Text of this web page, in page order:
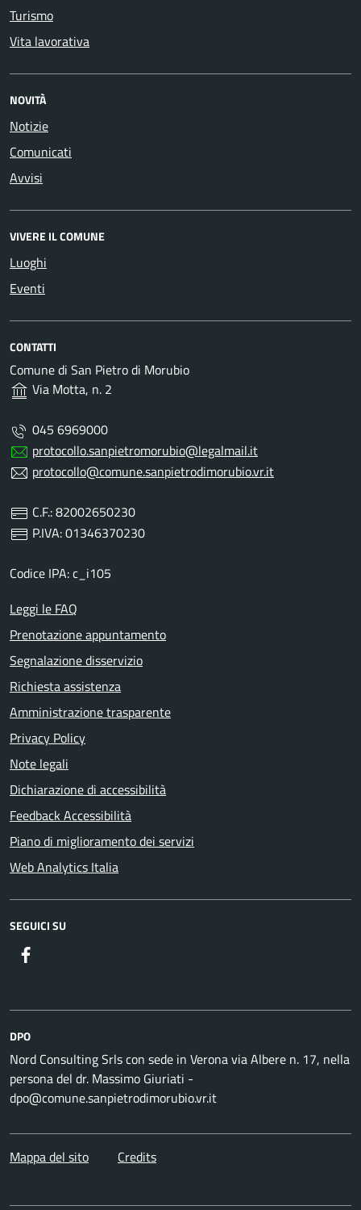
Turismo
Vita lavorativa
NOVITÀ
Notizie
Comunicati
Avvisi
VIVERE IL COMUNE
Luoghi
Eventi
CONTATTI
Comune di San Pietro di Morubio
Via Motta, n. 2
045 6969000
protocollo.sanpietromorubio@legalmail.it
protocollo@comune.sanpietrodimorubio.vr.it
C.F.: 82002650230
P.IVA: 01346370230
Codice IPA: c_i105
Leggi le FAQ
Prenotazione appuntamento
Segnalazione disservizio
Richiesta assistenza
Amministrazione trasparente
Privacy Policy
Note legali
Dichiarazione di accessibilità
Feedback Accessibilità
Piano di miglioramento dei servizi
Web Analytics Italia
SEGUICI SU
DPO
Nord Consulting Srls con sede in Verona via Albere n. 17, nella
persona del dr. Massimo Giuriati -
dpo@comune.sanpietrodimorubio.vr.it
Mappa del sito Credits